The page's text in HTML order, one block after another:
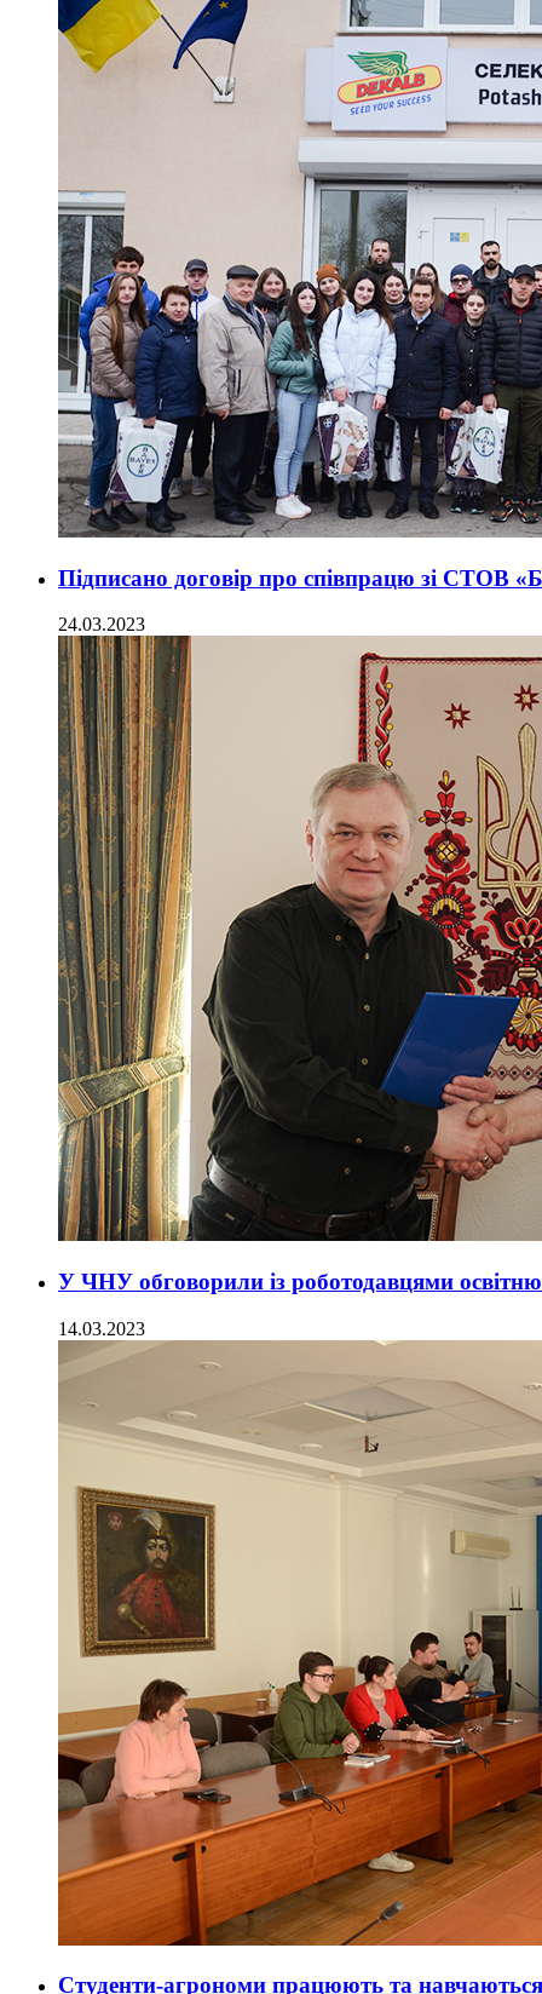
Підписано договір про співпрацю зі СТОВ
24.03.2023
У ЧНУ обговорили із роботодавцями
14.03.2023
Студенти-агрономи працюють та